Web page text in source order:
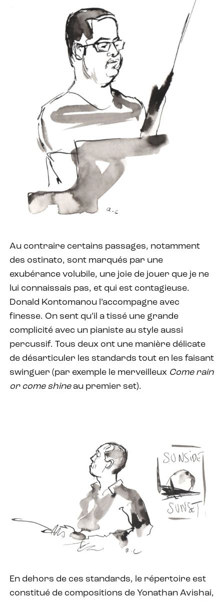
Au contraire certains passages, notamment
des ostinato, sont marqués par une
exubérance volubile, une joie de jouer que je ne
lui connaissais pas, et qui est contagieuse.
Donald Kontomanou l’accompagne avec
finesse. On sent qu’il a tissé une grande
complicité avec un pianiste au style aussi
percussif. Tous deux ont une manière délicate
de désarticuler les standards tout en les faisant
swinguer (par exemple le merveilleux Come rain
or come shine au premier set).
En dehors de ces standards, le répertoire est
constitué de compositions de Yonathan Avishai,